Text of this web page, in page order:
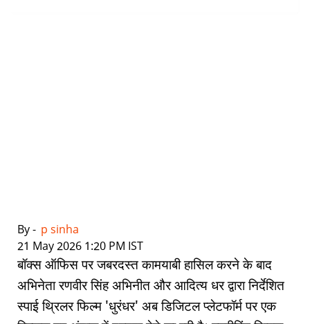
By - p sinha
21 May 2026 1:20 PM IST
बॉक्स ऑफिस पर जबरदस्त कामयाबी हासिल करने के बाद
अभिनेता रणवीर सिंह अभिनीत और आदित्य धर द्वारा निर्देशित
स्पाई थ्रिलर फिल्म 'धुरंधर' अब डिजिटल प्लेटफॉर्म पर एक